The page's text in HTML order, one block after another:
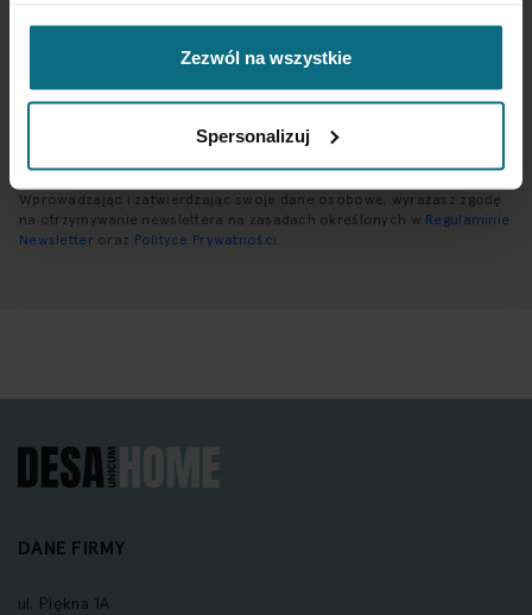
Zezwól na wszystkie
Spersonalizuj
Subskrybuj
Wprowadzając i zatwierdzając swoje dane osobowe, wyrażasz zgodę
na otrzymywanie newslettera na zasadach określonych w Regulaminie
Newsletter oraz Polityce Prywatności
DANE FIRMY
ul. Piękna 1A